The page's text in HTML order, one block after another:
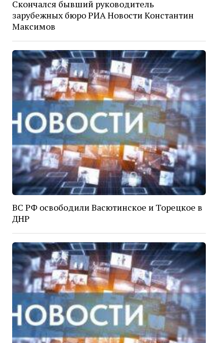
Скончался бывший руководитель
зарубежных бюро РИА Новости Константин
Максимов
ВС РФ освободили Васютинское и Торецкое в
ДНР